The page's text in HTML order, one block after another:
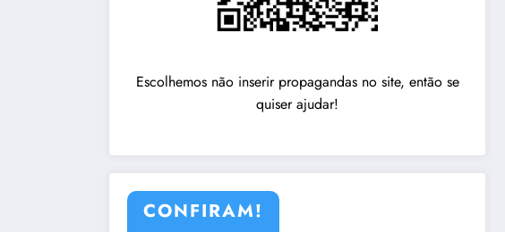
Escolhemos não inserir propagandas no site, então se
quiser ajudar!
CONFIRAM!